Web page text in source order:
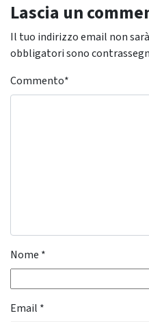
Lascia un
Il tuo indirizzo email non
obbligatori sono
Commento*
Nome *
Email *